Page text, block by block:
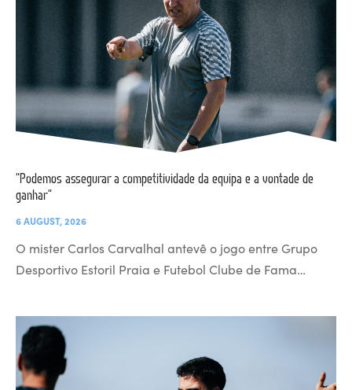
“Podemos assegurar a competitividade da equipa e a vontade de
ganhar”
6 AUGUST, 2026
O mister Carlos Carvalhal antevê o jogo entre Grupo
Desportivo Estoril Praia e Futebol Clube de Fama…